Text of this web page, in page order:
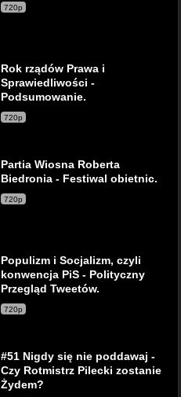
720p
Rok rządów Prawa i
Sprawiedliwości -
Podsumowanie.
720p
Partia Wiosna Roberta
Biedronia - Festiwal obietnic.
720p
Populizm i Socjalizm, czyli
konwencja PiS - Polityczny
Przegląd Tweetów.
720p
#51 Nigdy się nie poddawaj -
Czy Rotmistrz Pilecki zostanie
Żydem?